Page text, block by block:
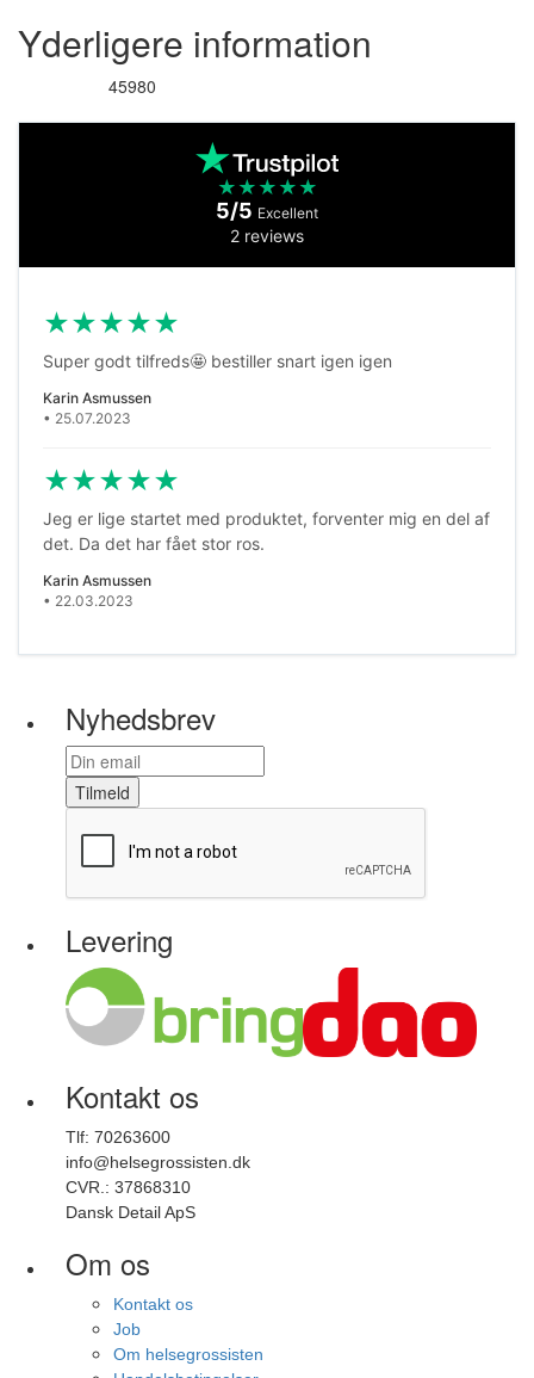
Yderligere information
45980
★ ★ ★ ★ ★
5/5 Excellent
2 reviews
★★★★★
Super godt tilfreds🤩 bestiller snart igen igen
Karin Asmussen
• 25.07.2023
★★★★★
Jeg er lige startet med produktet, forventer mig en del af
det. Da det har fået stor ros.
Karin Asmussen
• 22.03.2023
Nyhedsbrev
Tilmeld
Levering
Kontakt os
Tlf: 70263600
info@helsegrossisten.dk
CVR.: 37868310
Dansk Detail ApS
Om os
Kontakt os
Job
Om helsegrossisten